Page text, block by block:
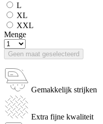
L
XL
XXL
Menge
Geen maat geselecteerd
Gemakkelijk strijken
Extra fijne kwaliteit